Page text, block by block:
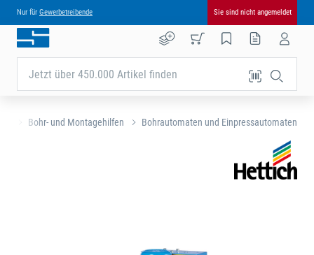
Nur für Gewerbetreibende Sie sind nicht angemeldet
Jetzt über 450.000 Artikel finden
Bohr- und Montagehilfen Bohrautomaten und Einpressautomaten